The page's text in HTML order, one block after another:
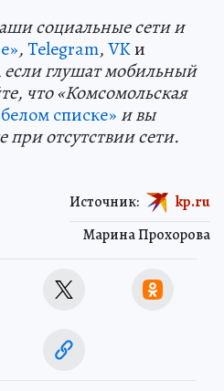
социальные сети и
,Telegram,VKи
если глушат мобильный
что «Комсомольская
списке» и вы
при отсутствии сети.
Марина Прохорова
Источник: kp.ru